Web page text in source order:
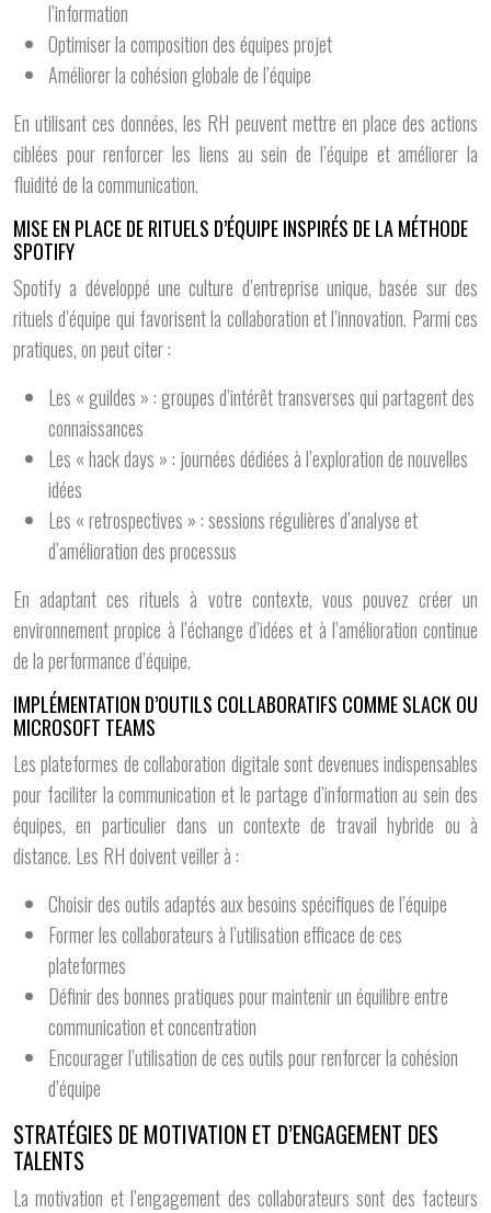
l’information
Optimiser la composition des équipes projet
Améliorer la cohésion globale de l’équipe
En utilisant ces données, les RH peuvent mettre en place des actions
ciblées pour renforcer les liens au sein de l’équipe et améliorer la
fluidité de la communication.
MISE EN PLACE DE RITUELS D’ÉQUIPE INSPIRÉS DE LA MÉTHODE
SPOTIFY
Spotify a développé une culture d’entreprise unique, basée sur des
rituels d’équipe qui favorisent la collaboration et l’innovation. Parmi ces
pratiques, on peut citer :
Les « guildes » : groupes d’intérêt transverses qui partagent des
connaissances
Les « hack days » : journées dédiées à l’exploration de nouvelles
idées
Les « retrospectives » : sessions régulières d’analyse et
d’amélioration des processus
En adaptant ces rituels à votre contexte, vous pouvez créer un
environnement propice à l’échange d’idées et à l’amélioration continue
de la performance d’équipe.
IMPLÉMENTATION D’OUTILS COLLABORATIFS COMME SLACK OU
MICROSOFT TEAMS
Les plateformes de collaboration digitale sont devenues indispensables
pour faciliter la communication et le partage d’information au sein des
équipes, en particulier dans un contexte de travail hybride ou à
distance. Les RH doivent veiller à :
Choisir des outils adaptés aux besoins spécifiques de l’équipe
Former les collaborateurs à l’utilisation efficace de ces
plateformes
Définir des bonnes pratiques pour maintenir un équilibre entre
communication et concentration
Encourager l’utilisation de ces outils pour renforcer la cohésion
d’équipe
STRATÉGIES DE MOTIVATION ET D’ENGAGEMENT DES
TALENTS
La motivation et l’engagement des collaborateurs sont des facteurs